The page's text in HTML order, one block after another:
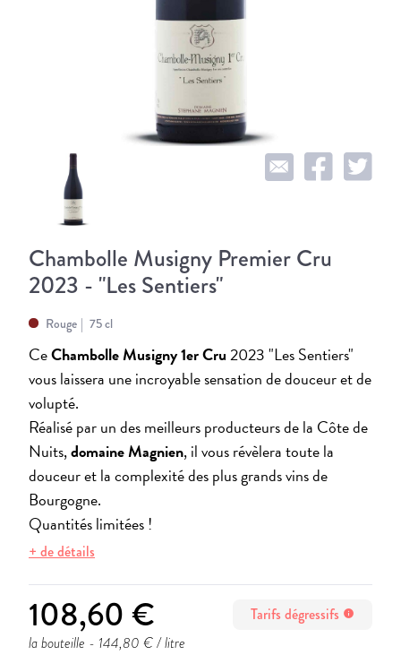
Chambolle Musigny Premier Cru
2023 - "Les Sentiers"
Rouge 75 cl
CeChambolle Musigny 1er Cru2023 "Les Sentiers"
vous laissera une incroyable sensation de douceur et de
volupté.
Réalisé par un des meilleurs producteurs de la Côte de
Nuits,domaine Magnien, il vous révèlera toute la
douceur et la complexité des plus grands vins de
Bourgogne.
Quantités limitées !
+ de détails
108,60 € Tarifs dégressifs info
la bouteille - 144,80 € / litre